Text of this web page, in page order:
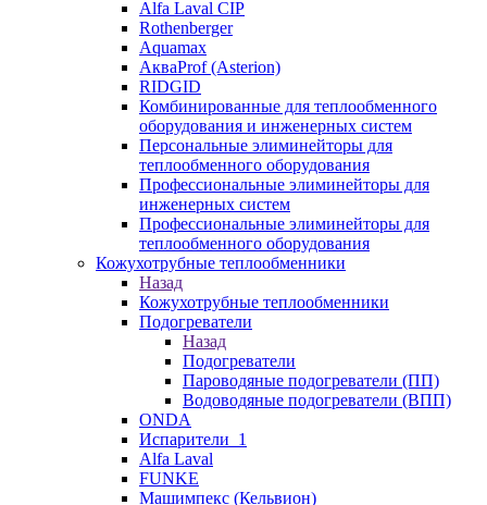
Alfa Laval CIP
Rothenberger
Aquamax
АкваProf (Asterion)
RIDGID
Комбинированные для теплообменного
оборудования и инженерных систем
Персональные элиминейторы для
теплообменного оборудования
Профессиональные элиминейторы для
инженерных систем
Профессиональные элиминейторы для
теплообменного оборудования
Кожухотрубные теплообменники
Назад
Кожухотрубные теплообменники
Подогреватели
Назад
Подогреватели
Пароводяные подогреватели (ПП)
Водоводяные подогреватели (ВПП)
ONDA
Испарители_1
Alfa Laval
FUNKE
Машимпекс (Кельвион)